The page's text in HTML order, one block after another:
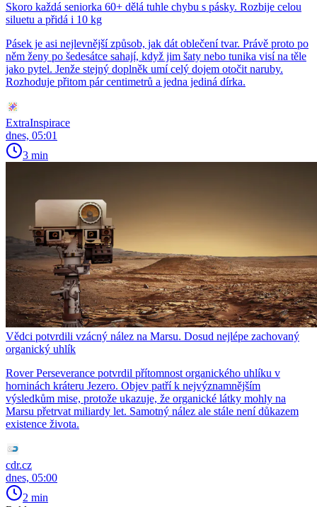
Skoro každá seniorka 60+ dělá tuhle chybu s pásky. Rozbije celou
siluetu a přidá i 10 kg
Pásek je asi nejlevnější způsob, jak dát oblečení tvar. Právě proto po
něm ženy po šedesátce sahají, když jim šaty nebo tunika visí na těle
jako pytel. Jenže stejný doplněk umí celý dojem otočit naruby.
Rozhoduje přitom pár centimetrů a jedna jediná dírka.
ExtraInspirace
dnes, 05:01
3 min
Vědci potvrdili vzácný nález na Marsu. Dosud nejlépe zachovaný
organický uhlík
Rover Perseverance potvrdil přítomnost organického uhlíku v
horninách kráteru Jezero. Objev patří k nejvýznamnějším
výsledkům mise, protože ukazuje, že organické látky mohly na
Marsu přetrvat miliardy let. Samotný nález ale stále není důkazem
existence života.
cdr.cz
dnes, 05:00
2 min